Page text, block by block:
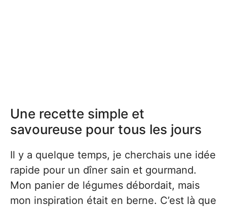
Une recette simple et
savoureuse pour tous les jours
Il y a quelque temps, je cherchais une idée
rapide pour un dîner sain et gourmand.
Mon panier de légumes débordait, mais
mon inspiration était en berne. C’est là que